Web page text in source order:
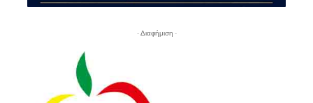
- Διαφήμιση -